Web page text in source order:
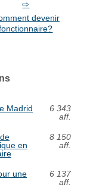
devenir
Madrid
6 343
aff.
en
8 150
aff.
une
6 137
aff.